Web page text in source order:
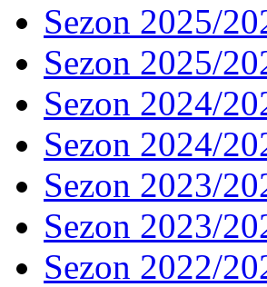
Sezon 2025/
Sezon 2025/
Sezon 2024/
Sezon 2024/
Sezon 2023/
Sezon 2023/
Sezon 2022/